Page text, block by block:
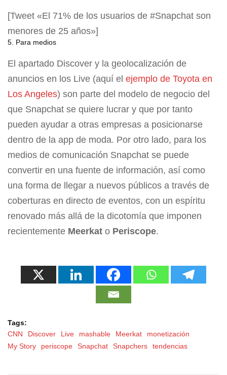
[Tweet «El 71% de los usuarios de #Snapchat son
menores de 25 años»]
5. Para medios
El apartado Discover y la geolocalización de
anuncios en los Live (aquí el ejemplo de Toyota en
Los Angeles) son parte del modelo de negocio del
que Snapchat se quiere lucrar y que por tanto
pueden ayudar a otras empresas a posicionarse
dentro de la app de moda. Por otro lado, para los
medios de comunicación Snapchat se puede
convertir en una fuente de información, así como
una forma de llegar a nuevos públicos a través de
coberturas en directo de eventos, con un espíritu
renovado más allá de la dicotomía que imponen
recientemente Meerkat o Periscope.
Tags:
CNN
Discover Live mashable Meerkat
monetización
My Story
periscope Snapchat Snapchers tendencias